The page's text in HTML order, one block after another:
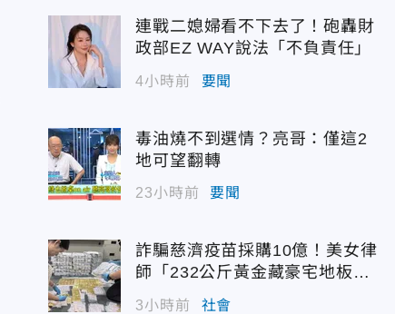
連戰二媳婦看不下去了！砲轟財
政部EZ WAY說法「不負責任」
4小時前 要聞
毒油燒不到選情？亮哥：僅這2
地可望翻轉
23小時前 要聞
詐騙慈濟疫苗採購10億！美女律
師「232公斤黃金藏豪宅地板
下」
3小時前 社會